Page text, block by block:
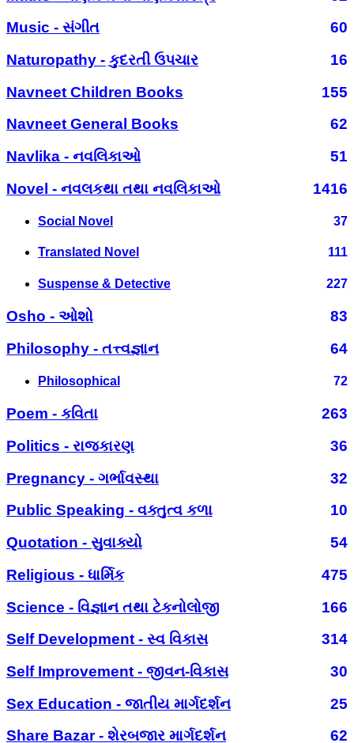
Music - સંગીત
60
Naturopathy - કુદરતી ઉપચાર
16
Navneet Children Books
155
Navneet General Books
62
Navlika - નવલિકાઓ
51
Novel - નવલકથા તથા નવલિકાઓ
1416
Social Novel 37
Translated Novel 111
Suspense & Detective 227
Osho - ઓશો
83
Philosophy - તત્ત્વજ્ઞાન
64
Philosophical 72
Poem - કવિતા
263
Politics - રાજકારણ
36
Pregnancy - ગર્ભાવસ્થા
32
Public Speaking - વક્તુત્વ કળા
10
Quotation - સુવાક્યો
54
Religious - ધાર્મિક
475
Science - વિજ્ઞાન તથા ટેકનોલોજી
166
Self Development - સ્વ વિકાસ
314
Self Improvement - જીવન-વિકાસ
30
Sex Education - જાતીય માર્ગદર્શન
25
Share Bazar - શેરબજાર માર્ગદર્શન
62